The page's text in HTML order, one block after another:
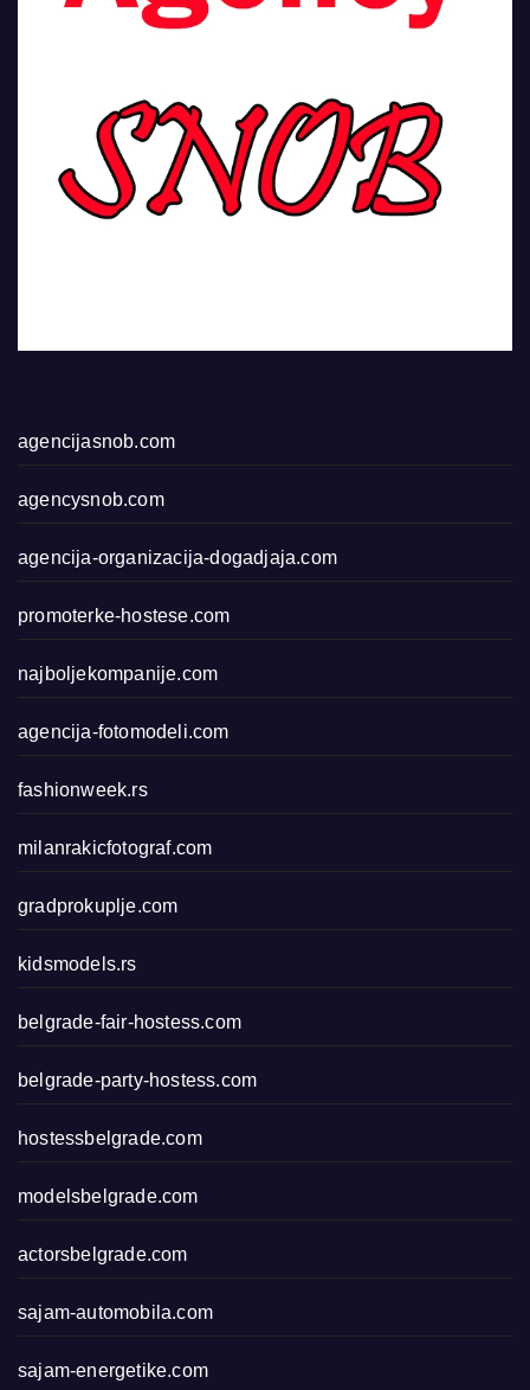
agencijasnob.com
agencysnob.com
agencija-organizacija-dogadjaja.com
promoterke-hostese.com
najboljekompanije.com
agencija-fotomodeli.com
fashionweek.rs
milanrakicfotograf.com
gradprokuplje.com
kidsmodels.rs
belgrade-fair-hostess.com
belgrade-party-hostess.com
hostessbelgrade.com
modelsbelgrade.com
actorsbelgrade.com
sajam-automobila.com
sajam-energetike.com